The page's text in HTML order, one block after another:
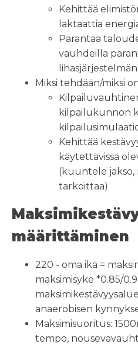
Kehittää
laktaattia
Parantaa
vauhdeilla
Miksi tehdään/miksi
kilpailukunnon
Kehittää
käytettävissä
(kuuntele jakso,
tarkoittaa)
määrittäminen
220 - oma ikä =
maksimisyke *0.85/
anaerobisen
Maksimisuoritus:
tempo,